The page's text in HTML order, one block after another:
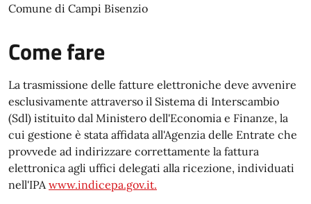
Comune di Campi Bisenzio
Come fare
La trasmissione delle fatture elettroniche deve avvenire
esclusivamente attraverso il Sistema di Interscambio
(Sdl) istituito dal Ministero dell'Economia e Finanze, la
cui gestione è stata affidata all'Agenzia delle Entrate che
provvede ad indirizzare correttamente la fattura
elettronica agli uffici delegati alla ricezione, individuati
nell'IPA www.indicepa.gov.it.